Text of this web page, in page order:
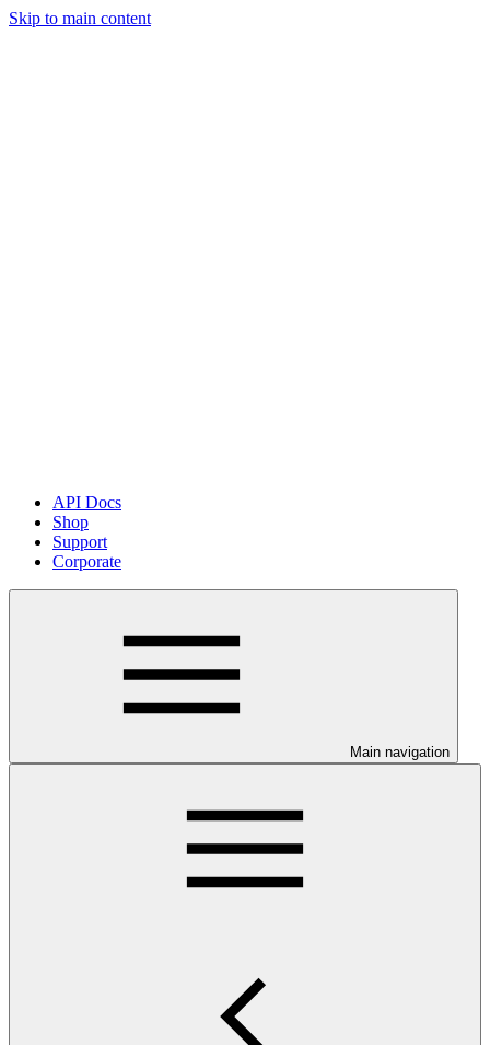
Skip to main content
API Docs
Shop
Support
Corporate
Main navigation